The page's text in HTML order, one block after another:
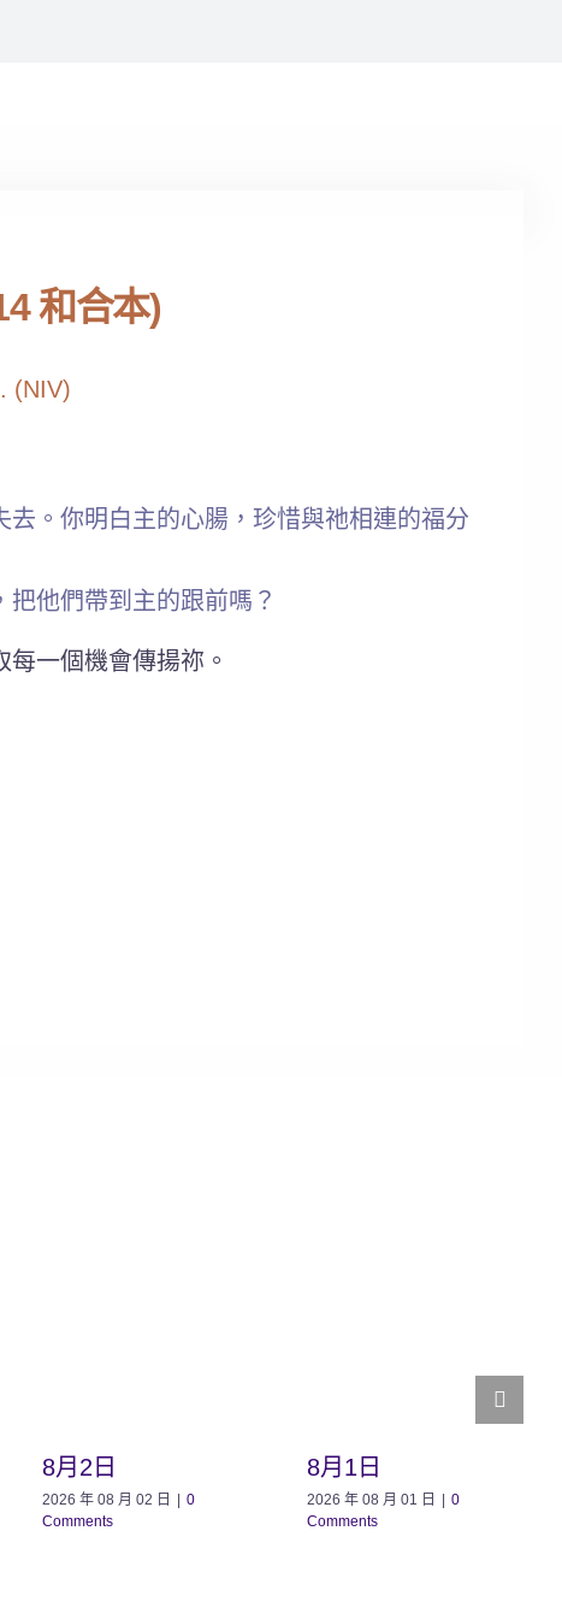
和合本)
(NIV)
。你明白主的心腸，珍惜與祂相連的福分
他們帶到主的跟前嗎？
一個機會傳揚祢。
8月2日
2026 年 08 月 02 日
0
Comments
8月1日
2026 年 08 月 01 日
0
Comments